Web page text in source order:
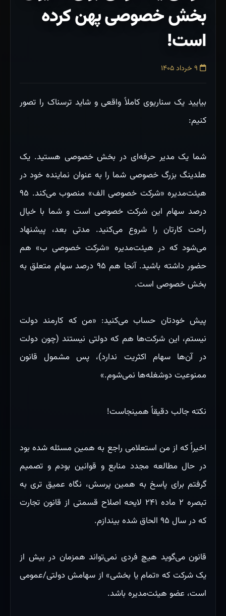
بخش خصوصی پهن کرده
است!
بیایید یک سناریوی کاملاً واقعی و شاید ترسناک را تصور
کنیم:
شما یک مدیر حرفه‌ای در بخش خصوصی هستید. یک
هلدینگ بزرگ خصوصی شما را به عنوان نماینده خود در
هیئت‌مدیره «شرکت خصوصی الف» منصوب می‌کند. ۹۵
درصد سهام این شرکت خصوصی است و شما با خیال
راحت کارتان را شروع می‌کنید. مدتی بعد، پیشنهاد
می‌شود که در هیئت‌مدیره «شرکت خصوصی ب» هم
حضور داشته باشید. آنجا هم ۹۵ درصد سهام متعلق به
بخش خصوصی است.
پیش خودتان حساب می‌کنید: «من که کارمند دولت
نیستم، این شرکت‌ها هم که دولتی نیستند (چون دولت
در آن‌ها سهام اکثریت ندارد)، پس مشمول قانون
ممنوعیت دوشغله‌ها نمی‌شوم.»
نکته جالب دقیقاً همینجاست!
اخیراً که از من استعلامی راجع به همین مسئله شده بود
در حال مطالعه مجدد منابع و قوانین بودم و تصمیم
گرفتم برای پاسخ به همین پرسش، نگاه عمیق تری به
تبصره ۲ ماده ۲۴۱ لایحه اصلاح قسمتی از قانون تجارت
که در سال ۹۵ الحاق شده بیندازم.
قانون می‌گوید هیچ فردی نمی‌تواند همزمان در بیش از
یک شرکت که «تمام یا بخشی» از سهامش دولتی/عمومی
است، عضو هیئت‌مدیره باشد.